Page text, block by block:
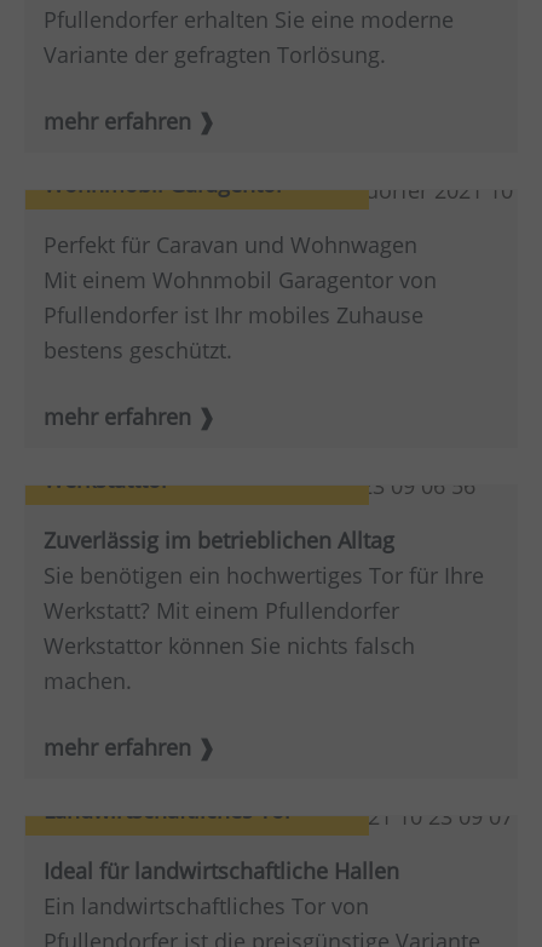
Pfullendorfer erhalten Sie eine moderne
Variante der gefragten Torlösung.
mehr erfahren
Wohnmobil Garagentor
Perfekt für Caravan und Wohnwagen
Mit einem Wohnmobil Garagentor von
Pfullendorfer ist Ihr mobiles Zuhause
bestens geschützt.
mehr erfahren
Werkstatttor
Zuverlässig im betrieblichen Alltag
Sie benötigen ein hochwertiges Tor für Ihre
Werkstatt? Mit einem Pfullendorfer
Werkstattor können Sie nichts falsch
machen.
mehr erfahren
Landwirtschaftliches Tor
Ideal für landwirtschaftliche Hallen
Ein landwirtschaftliches Tor von
Pfullendorfer ist die preisgünstige Variante